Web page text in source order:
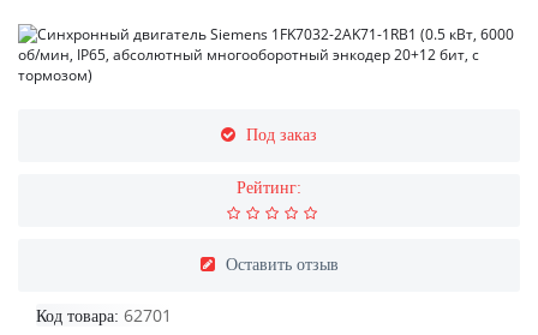
Под заказ
Рейтинг:
Оставить отзыв
Код товара: 62701